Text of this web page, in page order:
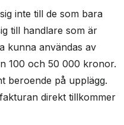
inte till de som bara
till handlare som är
kunna användas av
100 och 50 000 kronor.
beroende på upplägg.
direkt tillkommer